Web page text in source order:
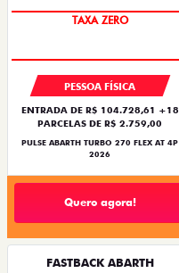
SAIA DE FIAT 0KM
PESSOA FÍSICA
ENTRADA DE R$ 104.728,61 +18
PARCELAS DE R$ 2.759,00
PULSE ABARTH TURBO 270 FLEX AT 4P
2026
Quero agora!
FASTBACK ABARTH